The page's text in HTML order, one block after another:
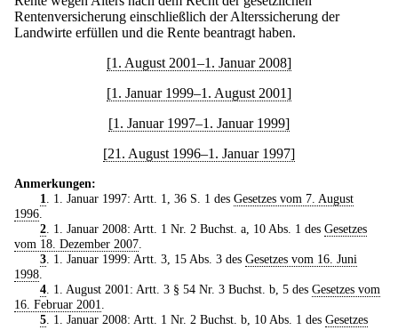
Rentenversicherung einschließlich der Alterssicherung der
Landwirte erfüllen und die Rente beantragt haben.
[1. August 2001–1. Januar 2008]
[1. Januar 1999–1. August 2001]
[1. Januar 1997–1. Januar 1999]
[21. August 1996–1. Januar 1997]
Anmerkungen:
1. 1. Januar 1997: Artt. 1, 36 S. 1 des Gesetzes vom 7. August
1996.
2. 1. Januar 2008: Artt. 1 Nr. 2 Buchst. a, 10 Abs. 1 des Gesetzes
vom 18. Dezember 2007.
3. 1. Januar 1999: Artt. 3, 15 Abs. 3 des Gesetzes vom 16. Juni
1998.
4. 1. August 2001: Artt. 3 § 54 Nr. 3 Buchst. b, 5 des Gesetzes vom
16. Februar 2001.
5. 1. Januar 2008: Artt. 1 Nr. 2 Buchst. b, 10 Abs. 1 des Gesetzes